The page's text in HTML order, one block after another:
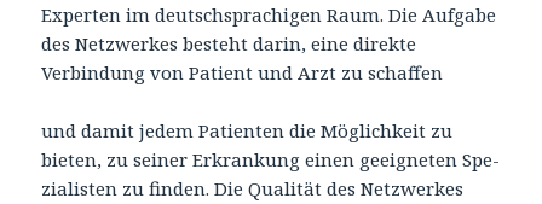
Experten im deutschsprachigen Raum. Die Aufgabe
des Netzwerkes besteht darin, eine direkte
Verbindung von Patient und Arzt zu schaffen
und damit jedem Patienten die Möglichkeit zu
bieten, zu seiner Erkrankung einen geeigneten Spe-
zialisten zu finden. Die Qualität des Netzwerkes